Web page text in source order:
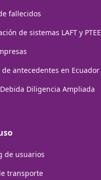
fallecidos
de sistemas LAFT y PTEE
antecedentes en Ecuador
Diligencia Ampliada
de usuarios
transporte